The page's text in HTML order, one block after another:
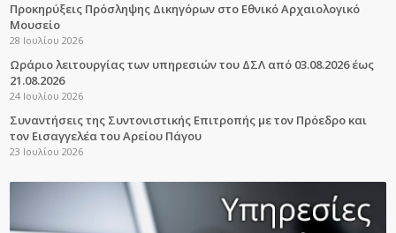
Προκηρύξεις Πρόσληψης Δικηγόρων στο Εθνικό Αρχαιολογικό
Μουσείο
28 Ιουλίου 2026
Ωράριο λειτουργίας των υπηρεσιών του ΔΣΛ από 03.08.2026 έως
21.08.2026
24 Ιουλίου 2026
Συναντήσεις της Συντονιστικής Επιτροπής με τον Πρόεδρο και
τον Εισαγγελέα του Αρείου Πάγου
23 Ιουλίου 2026